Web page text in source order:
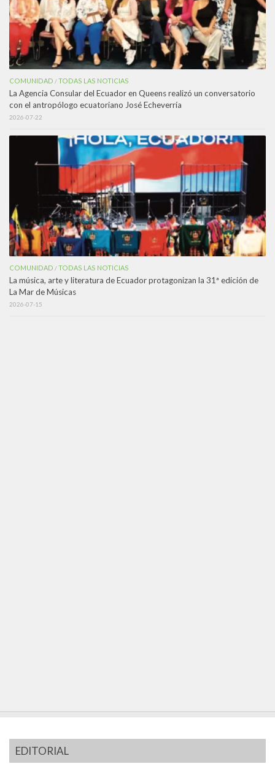
COMUNIDAD /TODAS LAS NOTICIAS
La Agencia Consular del Ecuador en Queens realizó un conversatorio
con el antropólogo ecuatoriano José Echeverría
2026-07-22
COMUNIDAD /TODAS LAS NOTICIAS
La música, arte y literatura de Ecuador protagonizan la 31ª edición de
La Mar de Músicas
2026-07-15
EDITORIAL